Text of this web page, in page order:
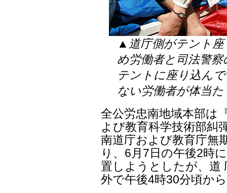
▲道庁側がテント
め労働者と司法警
テントに座り込ん
ない労働者が体当
全公労忠南地域本部は
よび教育科学技術部糾
南道庁および教育庁無
り、6月7日の午後2時
置しようとしたが、道
外で午後4時30分頃か